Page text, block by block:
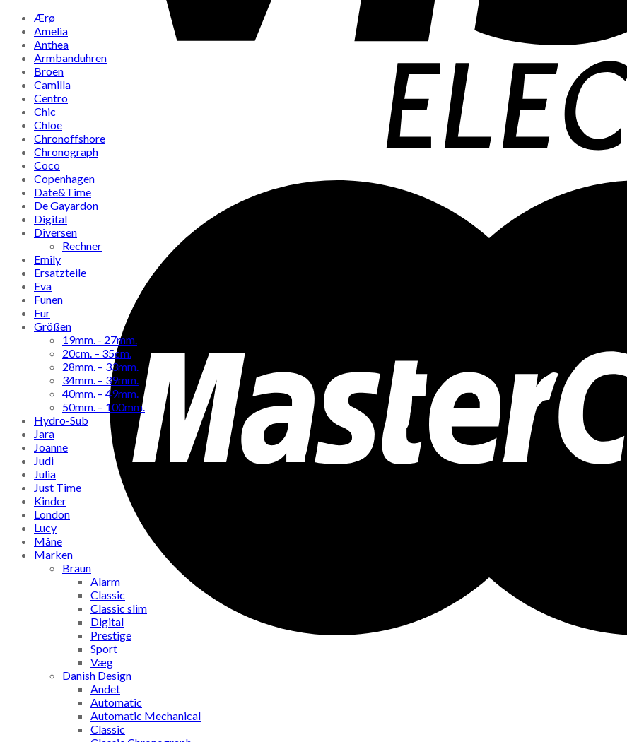
Ærø
Amelia
Anthea
Armbanduhren
Broen
Camilla
Centro
Chic
Chloe
Chronoffshore
Chronograph
Coco
Copenhagen
Date&Time
De Gayardon
Digital
Diversen
Rechner
Emily
Ersatzteile
Eva
Funen
Fur
Größen
19mm. - 27mm.
20cm. – 35cm.
28mm. – 33mm.
34mm. – 39mm.
40mm. – 49mm.
50mm. – 100mm.
Hydro-Sub
Jara
Joanne
Judi
Julia
Just Time
Kinder
London
Lucy
Måne
Marken
Braun
Alarm
Classic
Classic slim
Digital
Prestige
Sport
Væg
Danish Design
Andet
Automatic
Automatic Mechanical
Classic